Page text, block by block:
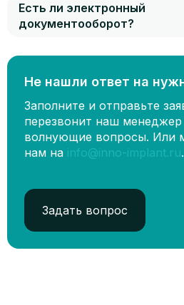
Есть ли электронный
документооборот?
Не нашли ответ на
Заполните и отправьте
перезвонит наш менеджер
волнующие вопросы. Или
нам на info@inno-implant.ru.
Задать вопрос